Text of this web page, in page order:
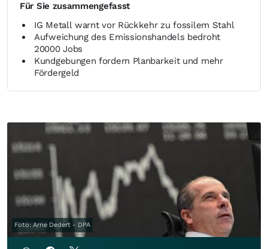
Für Sie zusammengefasst
IG Metall warnt vor Rückkehr zu fossilem Stahl
Aufweichung des Emissionshandels bedroht
20000 Jobs
Kundgebungen fordern Planbarkeit und mehr
Fördergeld
Foto: Arne Dedert - DPA